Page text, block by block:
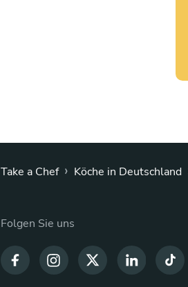
Take a Chef › Köche in Deutschland
Folgen Sie uns